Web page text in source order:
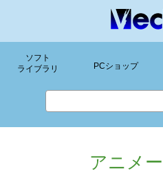
ソフト
ライブラリ
PCショップ
アニメ